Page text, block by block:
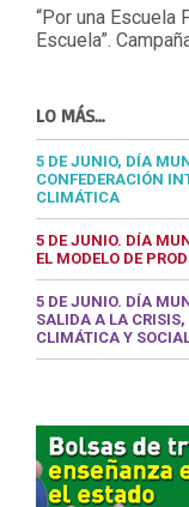
“Por una Escuela
Escuela”.
LO MÁS…
5 DE JUNIO, DÍA
CONFEDERACIÓN
CLIMÁTICA
5 DE JUNIO. DÍA
EL MODELO DE
5 DE JUNIO. DÍA
SALIDA A LA
CLIMÁTICA Y